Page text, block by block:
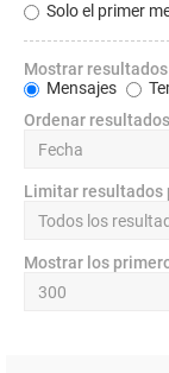
Solo el primer
Mostrar
Mensajes
Ordenar
Limitar resultados
Mostrar los